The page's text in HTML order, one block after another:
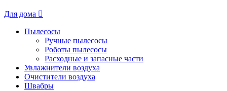
Для дома
Пылесосы
Ручные пылесосы
Роботы пылесосы
Расходные и запасные части
Увлажнители воздуха
Очистители воздуха
Швабры